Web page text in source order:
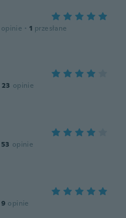
opinie · 1 przesłane
23 opinie
53 opinie
9 opinie